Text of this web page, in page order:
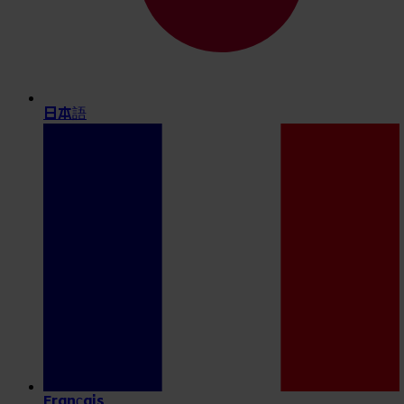
日本語
Français